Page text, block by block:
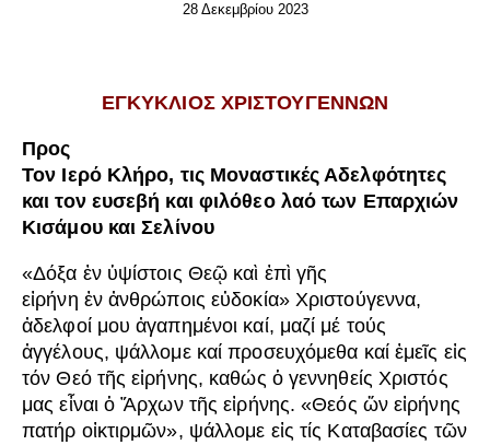
28 Δεκεμβρίου 2023
ΕΓΚΥΚΛΙΟΣ ΧΡΙΣΤΟΥΓΕΝΝΩΝ
Προς
Τον Ιερό Κλήρο, τις Μοναστικές Αδελφότητες
και τον ευσεβή και φιλόθεο λαό των Επαρχιών
Κισάμου και Σελίνου
«Δόξα ἐν ὑψίστοις Θεῷ καὶ ἐπὶ γῆς
εἰρήνη ἐν ἀνθρώποις εὐδοκία» Χριστούγεννα,
ἀδελφοί μου ἀγαπημένοι καί, μαζί μέ τούς
ἀγγέλους, ψάλλομε καί προσευχόμεθα καί ἐμεῖς εἰς
τόν Θεό τῆς εἰρήνης, καθώς ὁ γεννηθείς Χριστός
μας εἶναι ὁ Ἄρχων τῆς εἰρήνης. «Θεός ὤν εἰρήνης
πατήρ οἰκτιρμῶν», ψάλλομε εἰς τίς Καταβασίες τῶν